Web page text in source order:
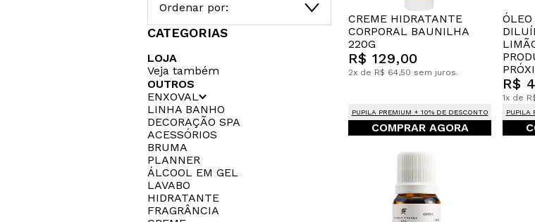
Ordenar por:
CATEGORIAS
LOJA
Veja também
OUTROS
ENXOVAL
LINHA BANHO
DECORAÇÃO SPA
ACESSÓRIOS
BRUMA
PLANNER
ÁLCOOL EM GEL
LAVABO
HIDRATANTE
FRAGRÂNCIA
CREME HIDRATANTE
CORPORAL BAUNILHA
220G
R$ 129,00
2x de R$ 64,50 sem juros.
PUPILA PREMIUM + 10% DE DESCONTO
COMPRAR AGORA
R$
1x de
PUPILA